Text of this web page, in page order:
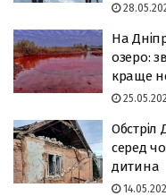
На
озеро:
краще
серед
дитина